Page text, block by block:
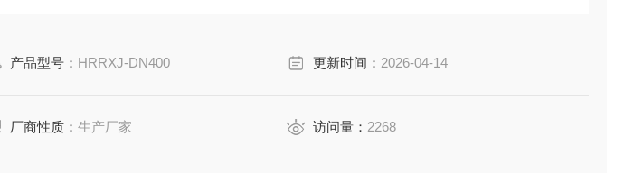
产品型号： HRRXJ-DN400 更新时间： 2026-04-14
厂商性质：生产厂家 访问量： 2268